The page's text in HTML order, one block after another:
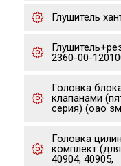
Глушитель
2360-00-
Головка
клапанами
серия) (оао
Головка
комплект
40904, 40905,